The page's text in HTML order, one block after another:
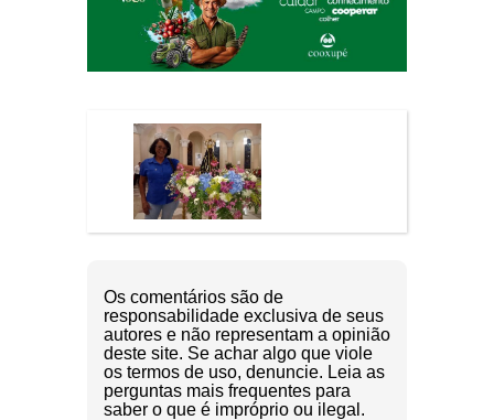
Os comentários são de
responsabilidade exclusiva de seus
autores e não representam a opinião
deste site. Se achar algo que viole
os termos de uso, denuncie. Leia as
perguntas mais frequentes para
saber o que é impróprio ou ilegal.